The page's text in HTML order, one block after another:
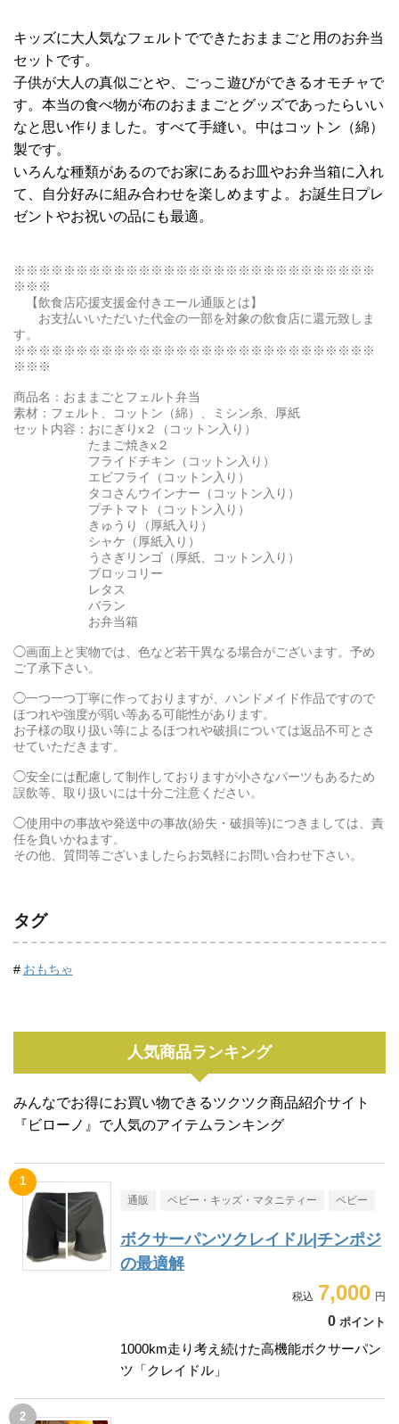
キッズに大人気なフェルトでできたおままごと用のお弁当
セットです。
子供が大人の真似ごとや、ごっこ遊びができるオモチャで
す。本当の食べ物が布のおままごとグッズであったらいい
なと思い作りました。すべて手縫い。中はコットン（綿）
製です。
いろんな種類があるのでお家にあるお皿やお弁当箱に入れ
て、自分好みに組み合わせを楽しめますよ。お誕生日プレ
ゼントやお祝いの品にも最適。
※※※※※※※※※※※※※※※※※※※※※※※※※※※※※
※※※
【飲食店応援支援金付きエール通販とは】
お支払いいただいた代金の一部を対象の飲食店に還元致しま
す。
※※※※※※※※※※※※※※※※※※※※※※※※※※※※※
※※※
商品名：おままごとフェルト弁当
素材：フェルト、コットン（綿）、ミシン糸、厚紙
セット内容：おにぎりx２（コットン入り）
たまご焼きx２
フライドチキン（コットン入り）
エビフライ（コットン入り）
タコさんウインナー（コットン入り）
プチトマト（コットン入り）
きゅうり（厚紙入り）
シャケ（厚紙入り）
うさぎリンゴ（厚紙、コットン入り）
ブロッコリー
レタス
バラン
お弁当箱
◯画面上と実物では、色など若干異なる場合がございます。予め
ご了承下さい。
◯一つ一つ丁寧に作っておりますが、ハンドメイド作品ですので
ほつれや強度が弱い等ある可能性があります。
お子様の取り扱い等によるほつれや破損については返品不可とさ
せていただきます。
◯安全には配慮して制作しておりますが小さなパーツもあるため
誤飲等、取り扱いには十分ご注意ください。
◯使用中の事故や発送中の事故(紛失・破損等)につきましては、責
任を負いかねます。
その他、質問等ございましたらお気軽にお問い合わせ下さい。
タグ
おもちゃ
人気商品ランキング
みんなでお得にお買い物できるツクツク商品紹介サイト
『ビローノ』で人気のアイテムランキング
通販 ベビー・キッズ・マタニティー ベビー
ボクサーパンツクレイドル|チンポジ
の最適解
7,000
0 ポイント
1000km走り考え続けた高機能ボクサーパン
ツ「クレイドル」